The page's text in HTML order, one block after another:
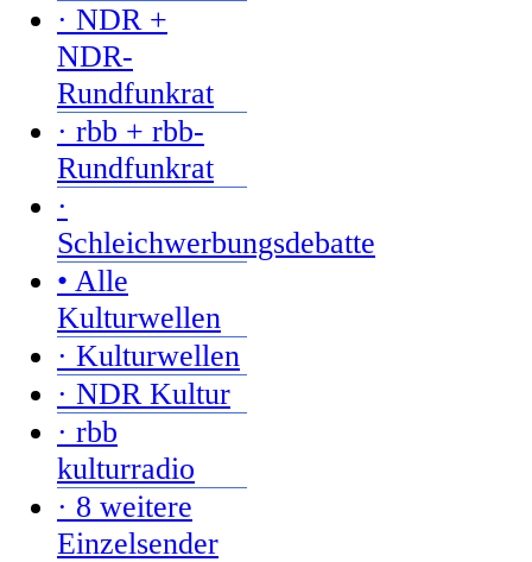
· NDR +
NDR-
Rundfunkrat
· rbb + rbb-
Rundfunkrat
·
Schleichwerbungsdebatte
• Alle
Kulturwellen
· Kulturwellen
· NDR Kultur
· rbb
kulturradio
· 8 weitere
Einzelsender